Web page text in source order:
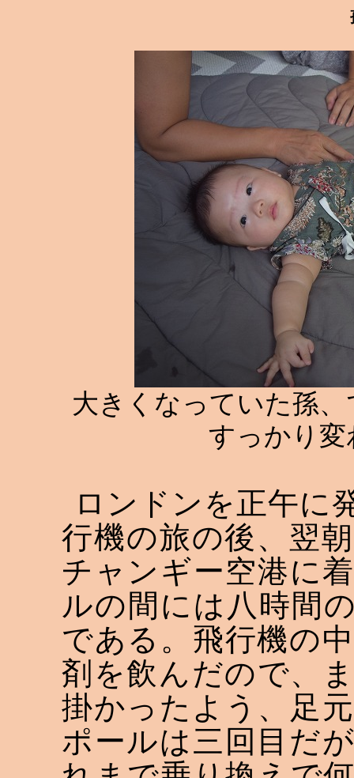
大きくなっていた孫
すっかり
ロンドンを正午に
行機の旅の後、翌
チャンギー空港に
ルの間には八時間
である。飛行機の
剤を飲んだので、
掛かったよう、足
ポールは三回目だ